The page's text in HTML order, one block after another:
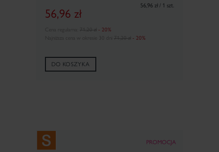
56,96 zł
56,96 zł / 1 szt.
71,20 zł - 20%
71,20 zł - 20%
DO KOSZYKA
PROMOCJA